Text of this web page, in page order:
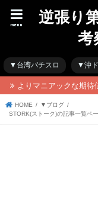
逆張り
考
menu
▼台湾パチスロ ▼沖
よりマニアックな期待
HOME
▼ブログ
STORK(ストーク)の記事一覧ペ